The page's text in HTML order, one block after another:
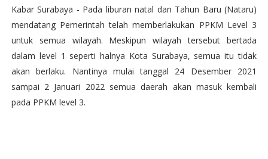
Kabar Surabaya - Pada liburan natal dan Tahun Baru (Nataru)
mendatang Pemerintah telah memberlakukan PPKM Level 3
untuk semua wilayah. Meskipun wilayah tersebut bertada
dalam level 1 seperti halnya Kota Surabaya, semua itu tidak
akan berlaku. Nantinya mulai tanggal 24 Desember 2021
sampai 2 Januari 2022 semua daerah akan masuk kembali
pada PPKM level 3.